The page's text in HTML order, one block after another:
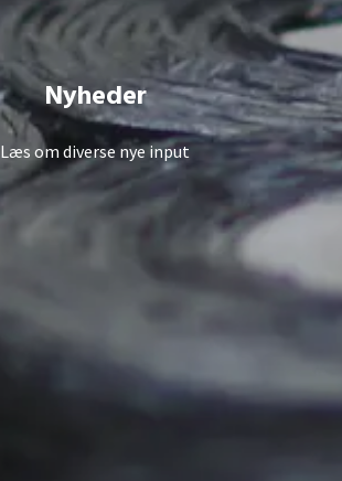
Nyheder
Læs om diverse nye input